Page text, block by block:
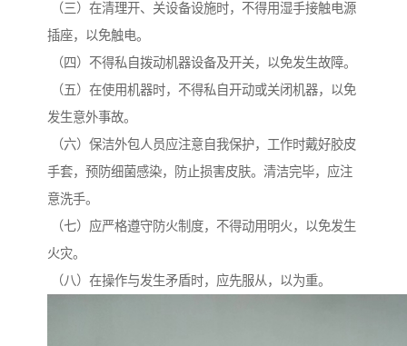
（三）在清理开、关设备设施时，不得用湿手接触电源
插座，以免触电。
（四）不得私自拨动机器设备及开关，以免发生故障。
（五）在使用机器时，不得私自开动或关闭机器，以免
发生意外事故。
（六）保洁外包人员应注意自我保护，工作时戴好胶皮
手套，预防细菌感染，防止损害皮肤。清洁完毕，应注
意洗手。
（七）应严格遵守防火制度，不得动用明火，以免发生
火灾。
（八）在操作与发生矛盾时，应先服从，以为重。